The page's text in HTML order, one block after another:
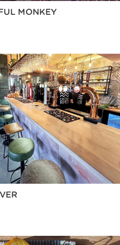
MONKEY